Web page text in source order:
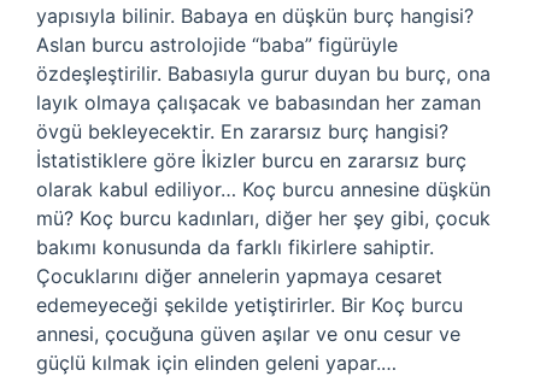
yapısıyla bilinir. Babaya en düşkün burç hangisi?
Aslan burcu astrolojide “baba” figürüyle
özdeşleştirilir. Babasıyla gurur duyan bu burç, ona
layık olmaya çalışacak ve babasından her zaman
övgü bekleyecektir. En zararsız burç hangisi?
İstatistiklere göre İkizler burcu en zararsız burç
olarak kabul ediliyor… Koç burcu annesine düşkün
mü? Koç burcu kadınları, diğer her şey gibi, çocuk
bakımı konusunda da farklı fikirlere sahiptir.
Çocuklarını diğer annelerin yapmaya cesaret
edemeyeceği şekilde yetiştirirler. Bir Koç burcu
annesi, çocuğuna güven aşılar ve onu cesur ve
güçlü kılmak için elinden geleni yapar.…